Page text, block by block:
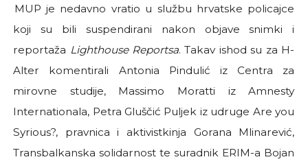
MUP je nedavno vratio u službu hrvatske policajce
koji su bili suspendirani nakon objave snimki i
reportaža Lighthouse Reportsa. Takav ishod su za H-
Alter komentirali Antonia Pindulić iz Centra za
mirovne studije, Massimo Moratti iz Amnesty
Internationala, Petra Gluščić Puljek iz udruge Are you
Syrious?, pravnica i aktivistkinja Gorana Mlinarević,
Transbalkanska solidarnost te suradnik ERIM-a Bojan